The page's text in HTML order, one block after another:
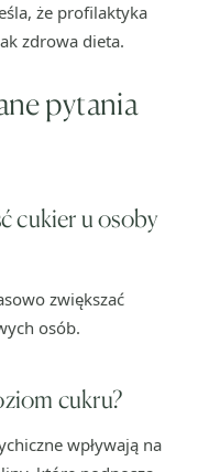
że profilaktyka
zdrowa dieta.
pytania
cukier u osoby
zwiększać
osób.
cukru?
wpływają na